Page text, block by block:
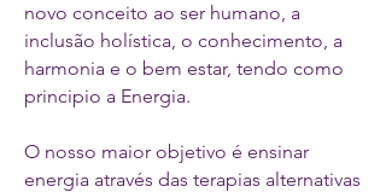
novo conceito ao ser humano, a
inclusão holística, o conhecimento, a
harmonia e o bem estar, tendo como
principio a Energia.
O nosso maior objetivo é ensinar
energia através das terapias alternativas